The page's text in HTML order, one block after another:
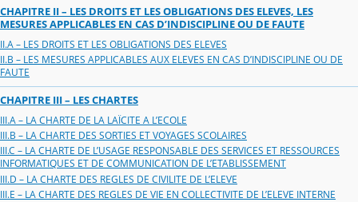
CHAPITRE II – LES DROITS ET LES OBLIGATIONS DES ELEVES, LES
MESURES APPLICABLES EN CAS D’INDISCIPLINE OU DE FAUTE
II.A – LES DROITS ET LES OBLIGATIONS DES ELEVES
II.B – LES MESURES APPLICABLES AUX ELEVES EN CAS D’INDISCIPLINE OU DE
FAUTE
CHAPITRE III – LES CHARTES
III.A – LA CHARTE DE LA LAÏCITE A L’ECOLE
III.B – LA CHARTE DES SORTIES ET VOYAGES SCOLAIRES
III.C – LA CHARTE DE L’USAGE RESPONSABLE DES SERVICES ET RESSOURCES
INFORMATIQUES ET DE COMMUNICATION DE L’ETABLISSEMENT
III.D – LA CHARTE DES REGLES DE CIVILITE DE L’ELEVE
III.E – LA CHARTE DES REGLES DE VIE EN COLLECTIVITE DE L’ELEVE INTERNE